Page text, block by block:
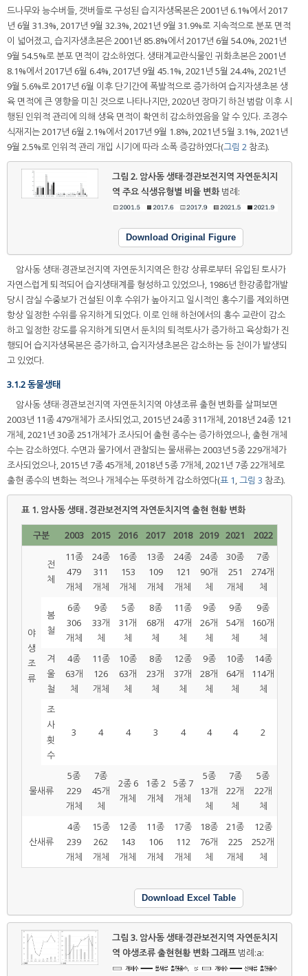
드나무와 능수버들, 갯버들로 구성된 습지자생목본은 2001년 6.1%에서 2017
년 6월 31.3%, 2017년 9월 32.3%, 2021년 9월 31.9%로 지속적으로 분포 면적
이 넓어졌고, 습지자생초본은 2001년 85.8%에서 2017년 6월 54.0%, 2021년
9월 54.5%로 분포 면적이 감소하였다. 생태계교란식물인 귀화초본은 2001년
8.1%에서 2017년 6월 6.4%, 2017년 9월 45.1%, 2021년 5월 24.4%, 2021년
9월 5.6%로 2017년 6월 이후 단기간에 폭발적으로 증가하여 습지자생초본 생
육 면적에 큰 영향을 미친 것으로 나타나지만, 2020년 장마기 하천 범람 이후 시
행된 인위적 관리에 의해 생육 면적이 확연히 감소하였음을 알 수 있다. 조경수
식재지는 2017년 6월 2.1%에서 2017년 9월 1.8%, 2021년 5월 3.1%, 2021년
9월 2.5%로 인위적 관리 개입 시기에 따라 소폭 증감하였다(그림 2 참조).
그림 2. 암사동 생태·경관보전지역 자연둔치지
역 주요 식생유형별 비율 변화 범례:
Download Original Figure
암사동 생태·경관보전지역 자연둔치지역은 한강 상류로부터 유입된 토사가
자연스럽게 퇴적되어 습지생태계를 형성하고 있었으나, 1986년 한강종합개발
당시 잠실 수중보가 건설된 이후 수위가 높아지고 일시적인 홍수기를 제외하면
항상 일정한 수위를 유지하게 되었다. 이로 인해 하천에서의 홍수 교란이 감소
하고 일정한 강도를 유지하게 되면서 둔치의 퇴적토사가 증가하고 육상화가 진
행되어 습지자생목본은 증가하고, 습지자생초본은 감소하는 등 천이가 발생되
고 있었다.
3.1.2 동물생태
암사동 생태·경관보전지역 자연둔치지역 야생조류 출현 변화를 살펴보면
2003년 11종 479개체가 조사되었고, 2015년 24종 311개체, 2018년 24종 121
개체, 2021년 30종 251개체가 조사되어 출현 종수는 증가하였으나, 출현 개체
수는 감소하였다. 수면과 물가에서 관찰되는 물새류는 2003년 5종 229개체가
조사되었으나, 2015년 7종 45개체, 2018년 5종 7개체, 2021년 7종 22개체로
출현 종수의 변화는 적으나 개체수는 뚜렷하게 감소하였다(표 1 그림 3 참조).
표 1. 암사동 생태․경관보전지역 자연둔치지역 출현 현황 변화
구분 2003 2015 2016 2017 2018 2019 2021 2022
야
생
조
류
전
체
11종
479
개체
24종
311
개체
16종
153
개체
13종
109
개체
24종
121
개체
24종
90개
체
30종
251
개체
7종
274개
체
봄
철
6종
306
개체
9종
33개
체
5종
31개
체
8종
68개
체
11종
47개
체
9종
26개
체
9종
54개
체
9종
160개
체
겨
울
철
4종
63개
체
11종
126
개체
10종
63개
체
8종
23개
체
12종
37개
체
9종
28개
체
10종
64개
체
14종
114개
체
조
사
횟
수
3 4 4 3 4 4 4 2
물새류
5종
229
개체
7종
45개
체
2종 6
개체
1종 2
개체
5종 7
개체
5종
13개
체
7종
22개
체
5종
22개
체
산새류
4종
239
개체
15종
262
개체
12종
143
개체
11종
106
개체
17종
112
개체
18종
76개
체
21종
225
개체
12종
252개
체
Download Excel Table
그림 3. 암사동 생태·경관보전지역 자연둔치지
역 야생조류 출현현황 변화 그래프 범례:a: